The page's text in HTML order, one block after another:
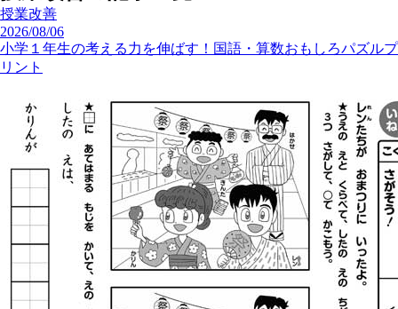
授業改善
2026/08/06
小学１年生の考える力を伸ばす！国語・算数おもしろパズルプ
リント